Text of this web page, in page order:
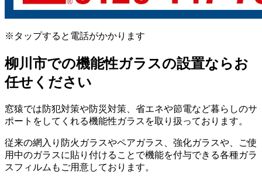
※タップすると電話がかかります
柳川市での機能性ガラスの設置ならお
任せください
窓猿では防犯対策や防災対策、省エネや節電など暮らしのサ
ポートをしてくれる機能性ガラスを取り扱っております。
従来の網入り防火ガラスやペアガラス、強化ガラスや、ご使
用中のガラスに貼り付けることで機能を付与できる各種ガラ
スフィルムもご用意しております。